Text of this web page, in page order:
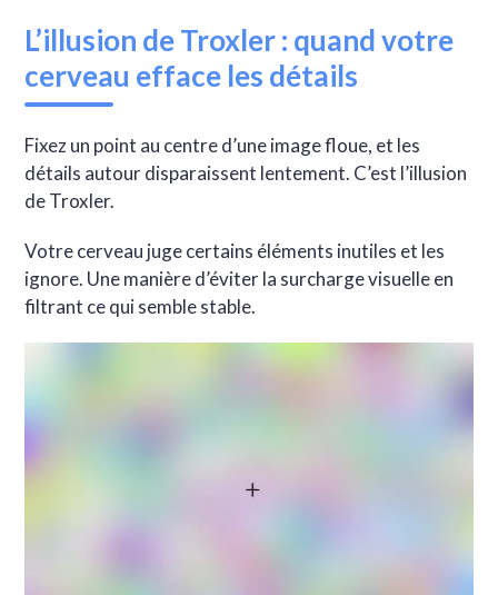
L’illusion de Troxler : quand votre
cerveau efface les détails
Fixez un point au centre d’une image floue, et les
détails autour disparaissent lentement. C’est l’illusion
de Troxler.
Votre cerveau juge certains éléments inutiles et les
ignore. Une manière d’éviter la surcharge visuelle en
filtrant ce qui semble stable.